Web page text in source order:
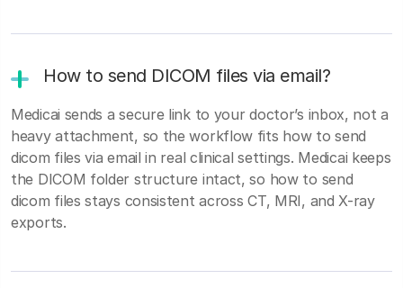
How to send DICOM files via email?
Medicai sends a secure link to your doctor’s inbox, not a
heavy attachment, so the workflow fits how to send
dicom files via email in real clinical settings. Medicai keeps
the DICOM folder structure intact, so how to send
dicom files stays consistent across CT, MRI, and X-ray
exports.